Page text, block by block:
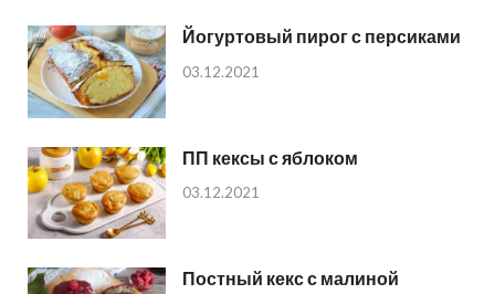
Йогуртовый пирог с персиками
03.12.2021
ПП кексы с яблоком
03.12.2021
Постный кекс с малиной